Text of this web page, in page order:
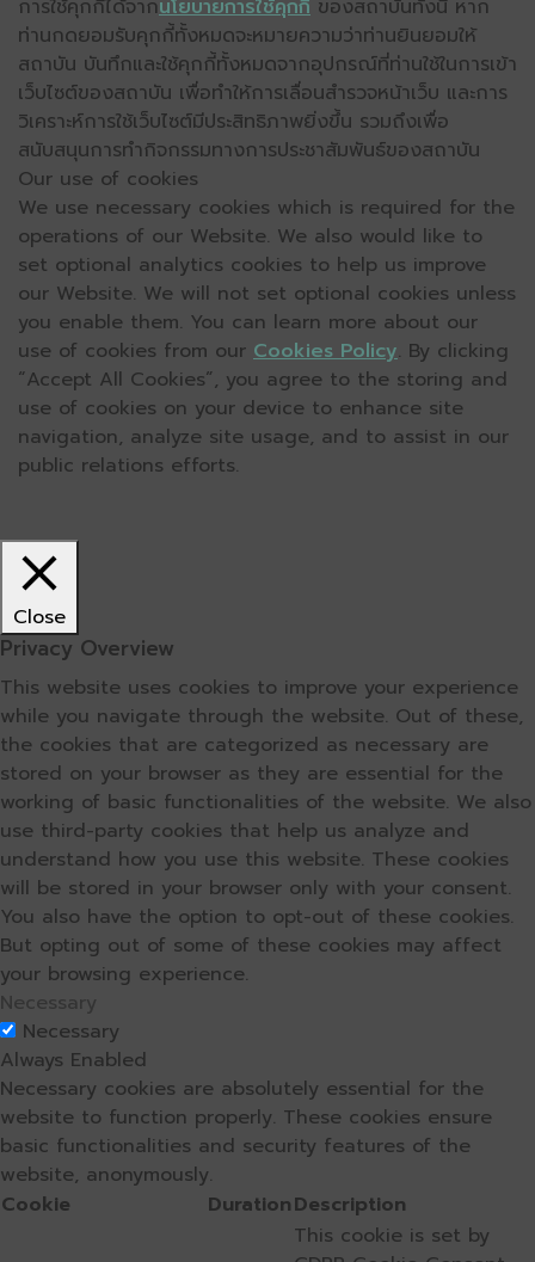
การใช้คุกกี้ได้จากนโยบายการใช้คุกกี้ ของสถาบันทั้งนี้ หาก
ท่านกดยอมรับคุกกี้ทั้งหมดจะหมายความว่าท่านยินยอมให้
สถาบัน บันทึกและใช้คุกกี้ทั้งหมดจากอุปกรณ์ที่ท่านใช้ในการเข้า
เว็บไซต์ของสถาบัน เพื่อทำให้การเลื่อนสำรวจหน้าเว็บ และการ
วิเคราะห์การใช้เว็บไซต์มีประสิทธิภาพยิ่งขึ้น รวมถึงเพื่อ
สนับสนุนการทำกิจกรรมทางการประชาสัมพันธ์ของสถาบัน
Our use of cookies
We use necessary cookies which is required for the
operations of our Website. We also would like to
set optional analytics cookies to help us improve
our Website. We will not set optional cookies unless
you enable them. You can learn more about our
use of cookies from our Cookies Policy. By clicking
“Accept All Cookies”, you agree to the storing and
use of cookies on your device to enhance site
navigation, analyze site usage, and to assist in our
public relations efforts.
Close
Privacy Overview
This website uses cookies to improve your experience
while you navigate through the website. Out of these,
the cookies that are categorized as necessary are
stored on your browser as they are essential for the
working of basic functionalities of the website. We also
use third-party cookies that help us analyze and
understand how you use this website. These cookies
will be stored in your browser only with your consent.
You also have the option to opt-out of these cookies.
But opting out of some of these cookies may affect
your browsing experience.
Necessary
Necessary
Always Enabled
Necessary cookies are absolutely essential for the
website to function properly. These cookies ensure
basic functionalities and security features of the
website, anonymously.
Cookie
DurationDescription
This cookie is set by